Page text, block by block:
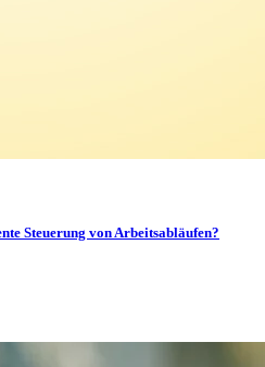
Steuerung von Arbeitsabläufen?